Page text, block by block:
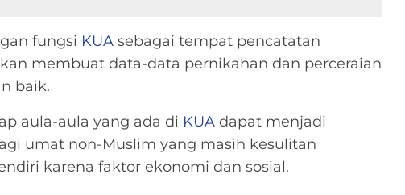
fungsi KUA sebagai tempat pencatatan
membuat data-data pernikahan dan perceraian
baik.
aula-aula yang ada di KUA dapat menjadi
umat non-Muslim yang masih kesulitan
karena faktor ekonomi dan sosial.